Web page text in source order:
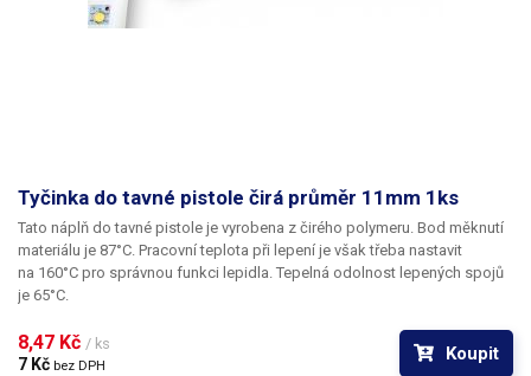
Tyčinka do tavné pistole čirá průměr 11mm 1ks
Tato náplň do tavné pistole je vyrobena z čirého polymeru. Bod měknutí
materiálu je 87°C. Pracovní teplota při lepení je však třeba nastavit
na 160°C pro správnou funkci lepidla. Tepelná odolnost lepených spojů
je 65°C.
8,47 Kč / ks
7 Kč bez DPH
Koupit